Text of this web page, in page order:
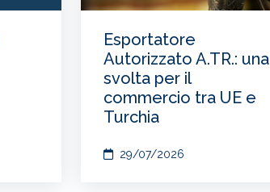
Esportatore
Autorizzato A.TR.: una
svolta per il
commercio tra UE e
Turchia
29/07/2026